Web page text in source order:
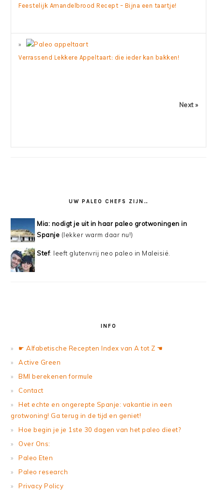
Feestelijk Amandelbrood Recept – Bijna een taartje!
Verrassend Lekkere Appeltaart: die ieder kan bakken!
Next »
UW PALEO CHEFS ZIJN…
Mia: nodigt je uit in haar paleo grotwoningen in
Spanje (lekker warm daar nu!)
Stef: leeft glutenvrij neo paleo in Maleisië.
INFO
☛ Alfabetische Recepten Index van A tot Z ☚
Active Green
BMI berekenen formule
Contact
Het echte en ongerepte Spanje: vakantie in een
grotwoning! Ga terug in de tijd en geniet!
Hoe begin je je 1ste 30 dagen van het paleo dieet?
Over Ons:
Paleo Eten
Paleo research
Privacy Policy